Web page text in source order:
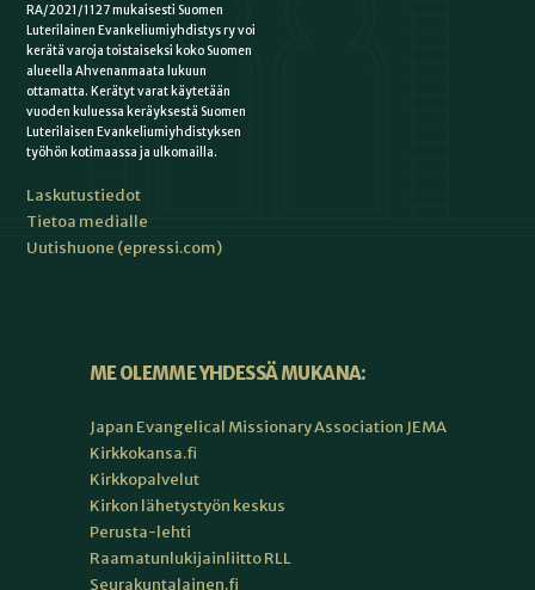
RA/2021/1127 mukaisesti Suomen
Luterilainen Evankeliumiyhdistys ry voi
kerätä varoja toistaiseksi koko Suomen
alueella Ahvenanmaata lukuun
ottamatta. Kerätyt varat käytetään
vuoden kuluessa keräyksestä Suomen
Luterilaisen Evankeliumiyhdistyksen
työhön kotimaassa ja ulkomailla.
Laskutustiedot
Tietoa medialle
Uutishuone (epressi.com)
ME OLEMME YHDESSÄ MUKANA:
Japan Evangelical Missionary Association JEMA
Kirkkokansa.fi
Kirkkopalvelut
Kirkon lähetystyön keskus
Perusta-lehti
Raamatunlukijainliitto RLL
Seurakuntalainen.fi